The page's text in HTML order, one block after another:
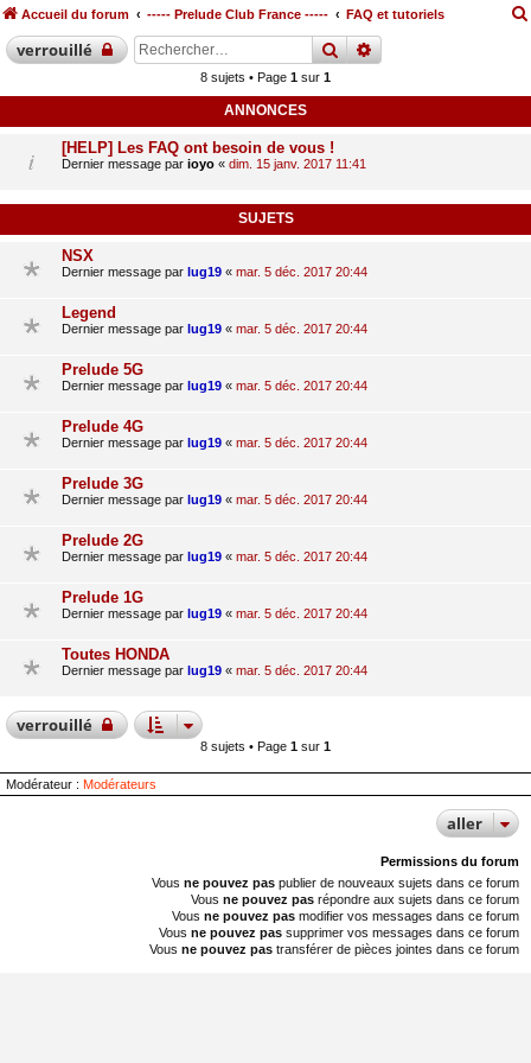
Accueil du forum ----- Prelude Club France ----- FAQ et tutoriels
verrouillé rechercher
recherche
8 sujets • Page 1 sur 1
ANNONCES
[HELP] Les FAQ ont besoin de vous !
Dernier message par ioyo « dim. 15 janv. 2017 11:41
SUJETS
NSX
Dernier message par lug19 « mar. 5 déc. 2017 20:44
Legend
Dernier message par lug19 « mar. 5 déc. 2017 20:44
Prelude 5G
Dernier message par lug19 « mar. 5 déc. 2017 20:44
Prelude 4G
Dernier message par lug19 « mar. 5 déc. 2017 20:44
Prelude 3G
Dernier message par lug19 « mar. 5 déc. 2017 20:44
Prelude 2G
Dernier message par lug19 « mar. 5 déc. 2017 20:44
Prelude 1G
Dernier message par lug19 « mar. 5 déc. 2017 20:44
Toutes HONDA
Dernier message par lug19 « mar. 5 déc. 2017 20:44
verrouillé
8 sujets • Page 1 sur 1
Modérateur : Modérateurs
aller
Permissions du forum
Vous ne pouvez pas publier de nouveaux sujets dans ce forum
Vous ne pouvez pas répondre aux sujets dans ce forum
Vous ne pouvez pas modifier vos messages dans ce forum
Vous ne pouvez pas supprimer vos messages dans ce forum
Vous ne pouvez pas transférer de pièces jointes dans ce forum